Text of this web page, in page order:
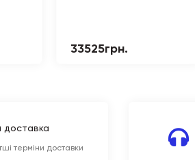
33525грн.
доставка
терміни доставки